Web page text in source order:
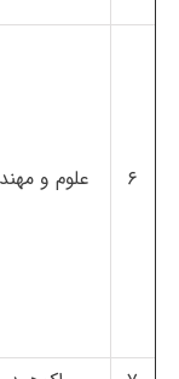
۶ علوم و